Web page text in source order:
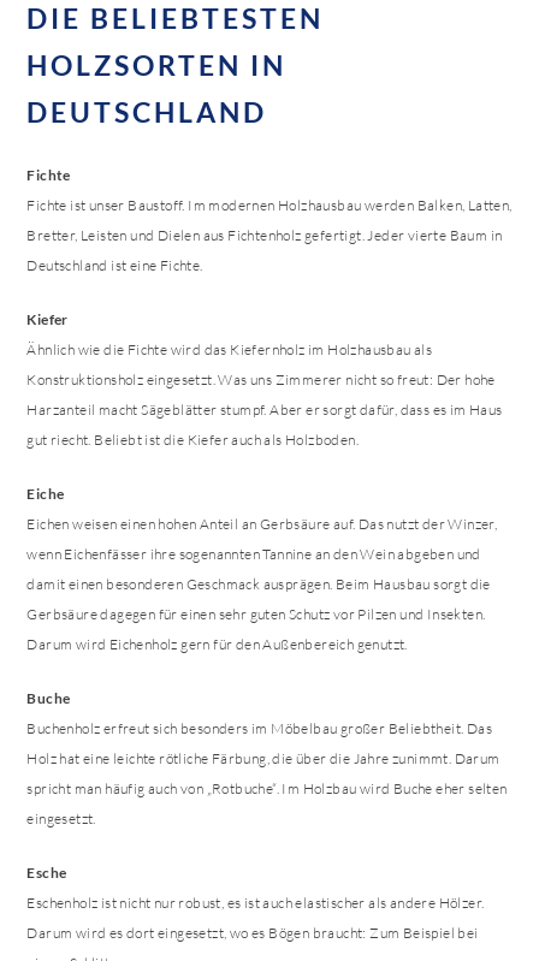
DIE BELIEBTESTEN
HOLZSORTEN IN
DEUTSCHLAND
Fichte
Fichte ist unser Baustoff. Im modernen Holzhausbau werden Balken, Latten,
Bretter, Leisten und Dielen aus Fichtenholz gefertigt. Jeder vierte Baum in
Deutschland ist eine Fichte.
Kiefer
Ähnlich wie die Fichte wird das Kiefernholz im Holzhausbau als
Konstruktionsholz eingesetzt. Was uns Zimmerer nicht so freut: Der hohe
Harzanteil macht Sägeblätter stumpf. Aber er sorgt dafür, dass es im Haus
gut riecht. Beliebt ist die Kiefer auch als Holzboden.
Eiche
Eichen weisen einen hohen Anteil an Gerbsäure auf. Das nutzt der Winzer,
wenn Eichenfässer ihre sogenannten Tannine an den Wein abgeben und
damit einen besonderen Geschmack ausprägen. Beim Hausbau sorgt die
Gerbsäure dagegen für einen sehr guten Schutz vor Pilzen und Insekten.
Darum wird Eichenholz gern für den Außenbereich genutzt.
Buche
Buchenholz erfreut sich besonders im Möbelbau großer Beliebtheit. Das
Holz hat eine leichte rötliche Färbung, die über die Jahre zunimmt. Darum
spricht man häufig auch von „Rotbuche“. Im Holzbau wird Buche eher selten
eingesetzt.
Esche
Eschenholz ist nicht nur robust, es ist auch elastischer als andere Hölzer.
Darum wird es dort eingesetzt, wo es Bögen braucht: Zum Beispiel bei